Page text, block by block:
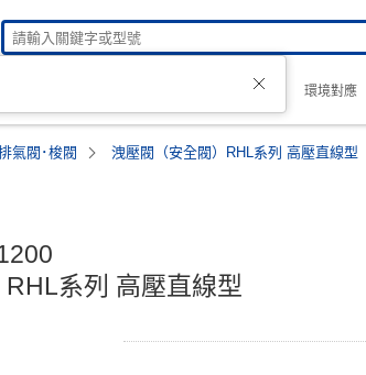
環境對應
氣閥･梭閥 洩壓閥（安全閥）RHL系列 高壓直線型
系列 高壓直線型